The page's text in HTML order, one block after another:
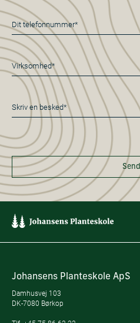
*
Telefon
*
Virksomhed*
*
Besked
*
Send
Johansens Planteskole ApS
Damhusvej 103
DK-7080 Børkop